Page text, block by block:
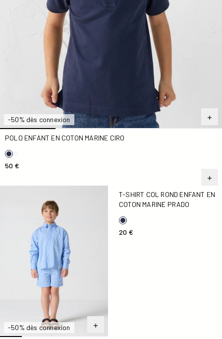
-50% dès connexion
POLO ENFANT EN COTON MARINE CIRO
50 €
Chemise enfant en popeline Bleu céleste rayé Harold stripe
-50% dès connexion
T-shirt col rond enfant en
T-SHIRT COL ROND ENFANT EN
COTON MARINE PRADO
20 €